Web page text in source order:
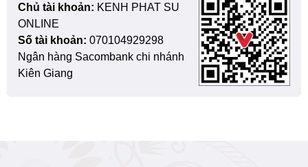
Chủ tài khoản: KENH PHAT SU
ONLINE
Số tài khoản: 070104929298
Ngân hàng Sacombank chi nhánh
Kiên Giang